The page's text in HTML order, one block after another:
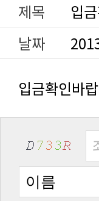
제목
입
날짜
입금확인바